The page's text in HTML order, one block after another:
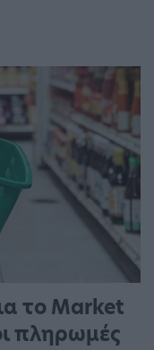
το Market
πληρωμές